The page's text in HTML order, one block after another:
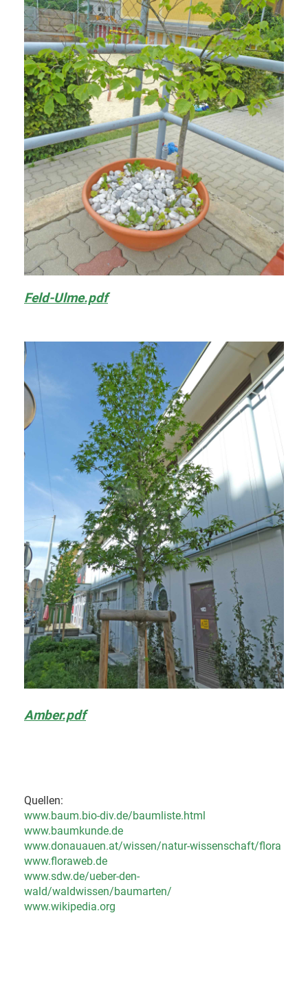
Feld-Ulme.pdf
Amber.pdf
Quellen:
www.baum.bio-div.de/baumliste.html
www.baumkunde.de
www.donauauen.at/wissen/natur-wissenschaft/flora
www.floraweb.de
www.sdw.de/ueber-den-
wald/waldwissen/baumarten/
www.wikipedia.org